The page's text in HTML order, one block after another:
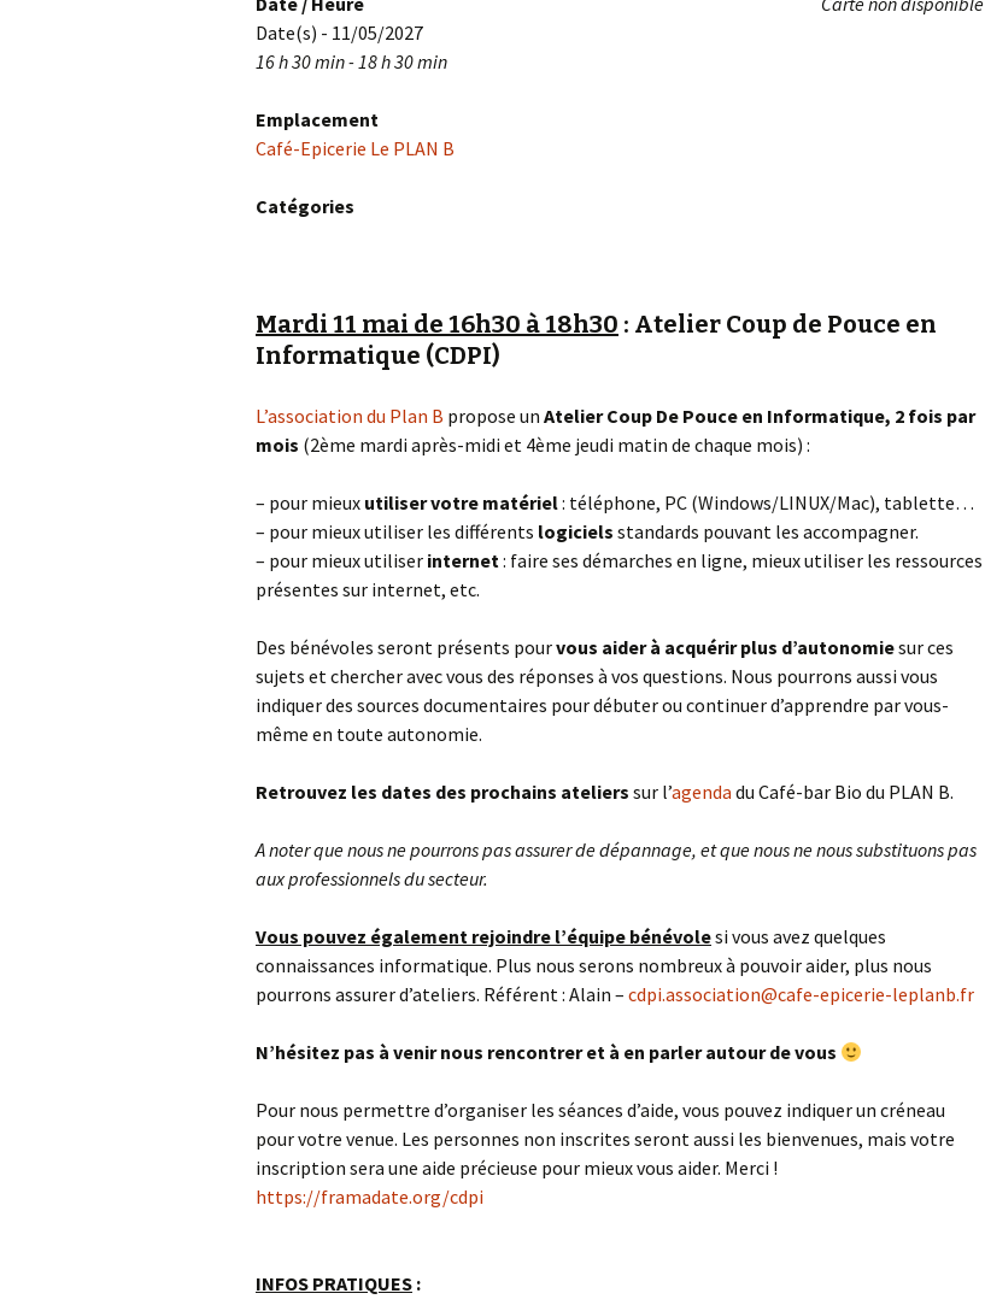
Date(s) - 11/05/2027
16 h 30 min - 18 h 30 min
Emplacement
Café-Epicerie Le PLAN B
Catégories
Mardi 11 mai de 16h30 à 18h30 : Atelier Coup de Pouce en
Informatique (CDPI)
L’association du Plan B propose un Atelier Coup De Pouce en Informatique, 2 fois par
mois (2ème mardi après-midi et 4ème jeudi matin de chaque mois) :
– pour mieux utiliser votre matériel: téléphone, PC (Windows/LINUX/Mac), tablette…
– pour mieux utiliser les différents logiciels standards pouvant les accompagner.
– pour mieux utiliser internet: faire ses démarches en ligne, mieux utiliser les ressources
présentes sur internet, etc.
Des bénévoles seront présents pourvous aider à acquérir plus d’autonomiesur ces
sujets et chercher avec vous des réponses à vos questions. Nous pourrons aussi vous
indiquer des sources documentaires pour débuter ou continuer d’apprendre par vous-
même en toute autonomie.
Retrouvez les dates des prochains ateliers sur l’agenda du Café-bar Bio du PLAN B.
A noter que nous ne pourrons pas assurer de dépannage, et que nous ne nous substituons pas
aux professionnels du secteur.
Vous pouvez également rejoindre l’équipe bénévolesi vous avez quelques
connaissances informatique. Plus nous serons nombreux à pouvoir aider, plus nous
pourrons assurer d’ateliers. Référent : Alain – cdpi.association@cafe-epicerie-leplanb.fr
N’hésitez pas à venir nous rencontrer et à en parler autour de vous
Pour nous permettre d’organiser les séances d’aide, vous pouvez indiquer un créneau
pour votre venue. Les personnes non inscrites seront aussi les bienvenues, mais votre
inscription sera une aide précieuse pour mieux vous aider. Merci !
https://framadate.org/cdpi
INFOS PRATIQUES :